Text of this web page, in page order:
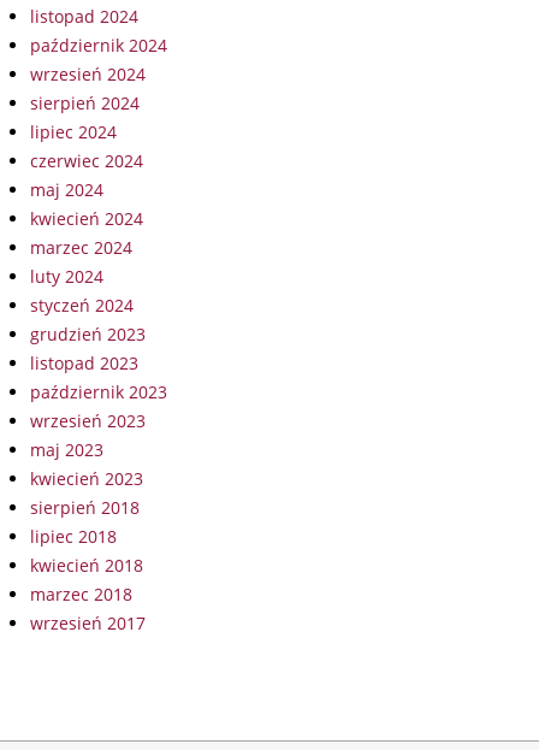
listopad 2024
październik 2024
wrzesień 2024
sierpień 2024
lipiec 2024
czerwiec 2024
maj 2024
kwiecień 2024
marzec 2024
luty 2024
styczeń 2024
grudzień 2023
listopad 2023
październik 2023
wrzesień 2023
maj 2023
kwiecień 2023
sierpień 2018
lipiec 2018
kwiecień 2018
marzec 2018
wrzesień 2017